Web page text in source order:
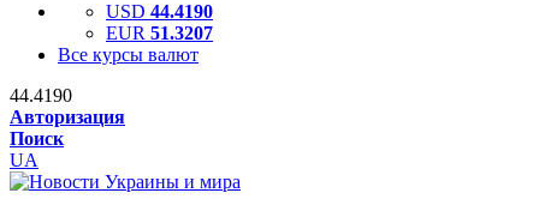
USD 44.4190
EUR 51.3207
Все курсы валют
44.4190
Авторизация
Поиск
UA